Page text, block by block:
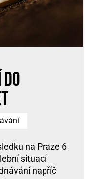
na Praze 6
situací
napříč